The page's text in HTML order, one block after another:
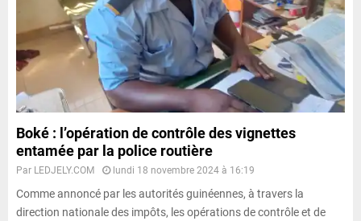
Boké : l’opération de contrôle des vignettes
entamée par la police routière
Par LEDJELY.COM lundi 18 novembre 2024 à 16:19
Comme annoncé par les autorités guinéennes, à travers la
direction nationale des impôts, les opérations de contrôle et de